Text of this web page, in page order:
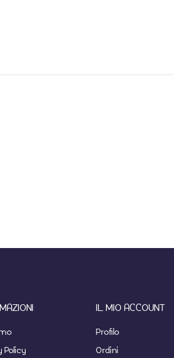
Policy
IL MIO ACCOUNT
Profilo
Ordini